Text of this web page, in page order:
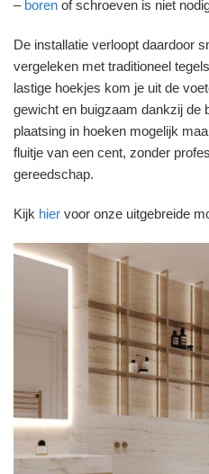
– boren of schroeven is niet
De installatie verloopt daardoor
vergeleken met traditioneel
lastige hoekjes kom je uit de
gewicht en buigzaam dankzij de
plaatsing in hoeken mogelijk
fluitje van een cent, zonder
gereedschap.
Kijk hier voor onze uitgebreide